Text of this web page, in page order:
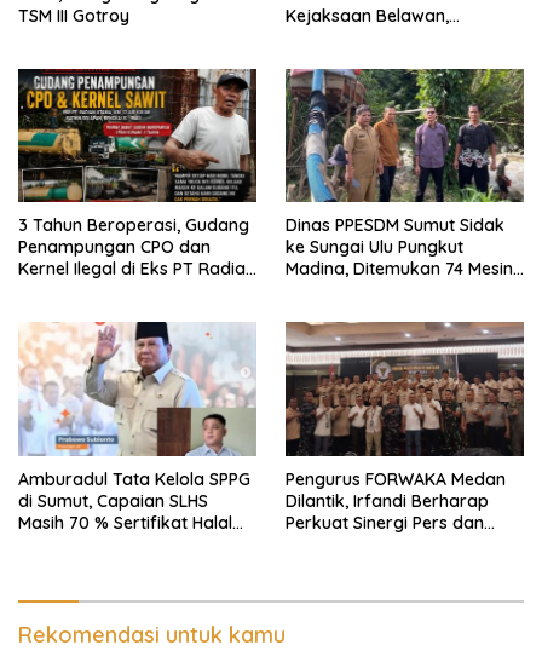
TSM III Gotroy
Kejaksaan Belawan,
Pendampingan Hukum dan
Ekomoni Semua Anggota
3 Tahun Beroperasi, Gudang
Penampungan CPO dan
Kernel Ilegal di Eks PT Radian
Dinas PPESDM Sumut Sidak
ke Sungai Ulu Pungkut
Madina, Ditemukan 74 Mesin
Rusak
Amburadul Tata Kelola SPPG
di Sumut, Capaian SLHS
Masih 70 % Sertifikat Halal
Pemantau dan Pengawas
MBG
Pengurus FORWAKA Medan
Dilantik, Irfandi Berharap
Perkuat Sinergi Pers dan
Rekomendasi untuk kamu